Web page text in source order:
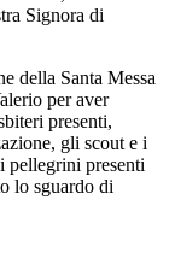
Signora di
della Santa Messa
per aver
presenti,
gli scout e i
pellegrini presenti
lo sguardo di